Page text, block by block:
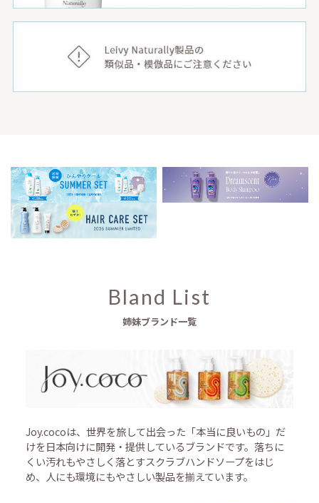
Bland List
姉妹ブランド一覧
Joy.cocoは、世界を旅して出会った「本当に良いもの」だ
けを日本向けに開発・提供しているブランドです。落ちに
くい汚れもやさしく落とすスクラブハンドソープをはじ
め、人にも環境にもやさしい製品を揃えています。